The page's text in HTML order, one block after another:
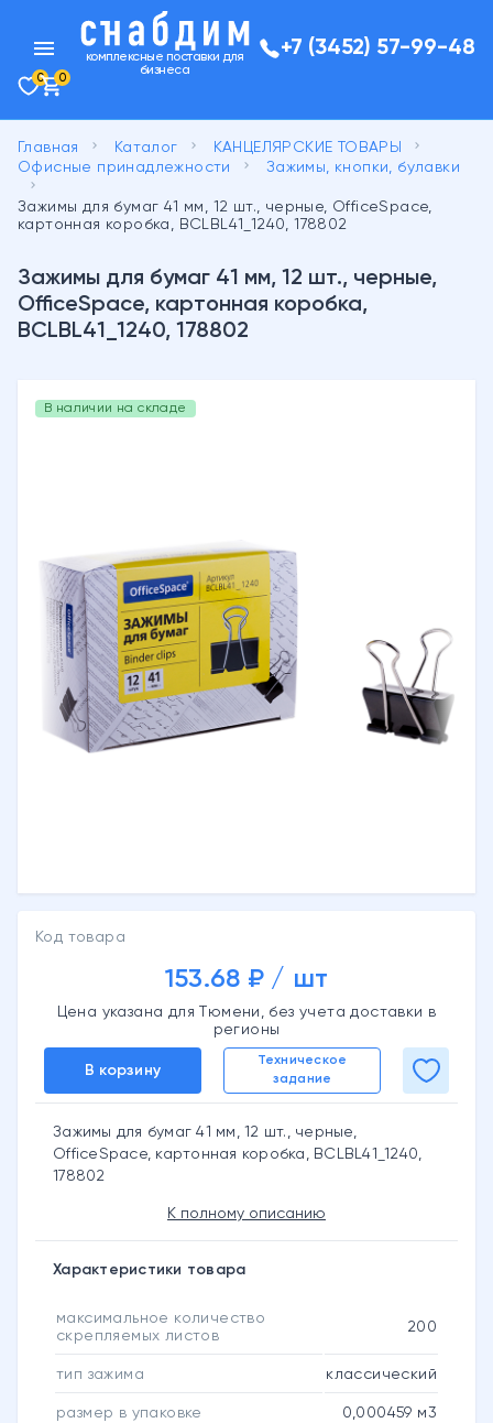
menu
комплексные поставки для
бизнеса
+7 (3452) 57-99-48
0 0
Главная keyboard_arrow_right Каталог keyboard_arrow_right КАНЦЕЛЯРСКИЕ ТОВАРЫ keyboard_arrow_right
Офисные принадлежности keyboard_arrow_right Зажимы, кнопки, булавки
keyboard_arrow_right
Зажимы для бумаг 41 мм, 12 шт., черные, OfficeSpace,
картонная коробка, BCLBL41_1240, 178802
Зажимы для бумаг 41 мм, 12 шт., черные,
OfficeSpace, картонная коробка,
BCLBL41_1240, 178802
В наличии на складе
Код товара
153.68 ₽ / шт
Цена указана для Тюмени, без учета доставки в
регионы
В корзину
Техническое
задание
Зажимы для бумаг 41 мм, 12 шт., черные,
OfficeSpace, картонная коробка, BCLBL41_1240,
178802
К полному описанию
Характеристики товара
максимальное количество
скрепляемых листов
200
тип зажима классический
размер в упаковке 0,000459 м3